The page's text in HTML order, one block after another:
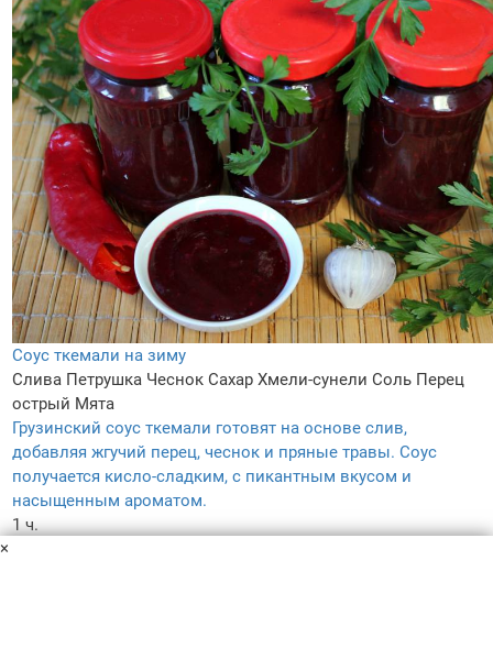
Соус ткемали на зиму
Слива Петрушка Чеснок Сахар Хмели-сунели Соль Перец
острый Мята
Грузинский соус ткемали готовят на основе слив,
добавляя жгучий перец, чеснок и пряные травы. Соус
получается кисло-сладким, с пикантным вкусом и
насыщенным ароматом.
1 ч.
×